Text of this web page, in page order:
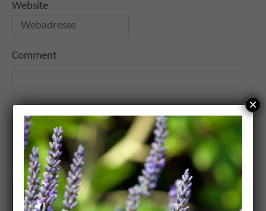
Website
Comment
×